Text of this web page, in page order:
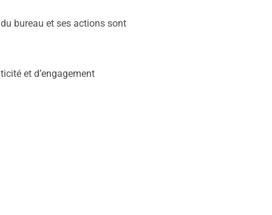
bureau et ses actions sont
et d’engagement